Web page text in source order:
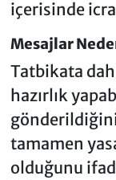
içerisinde
Mesajlar
Tatbikata
hazırlık
tamamen
olduğunu